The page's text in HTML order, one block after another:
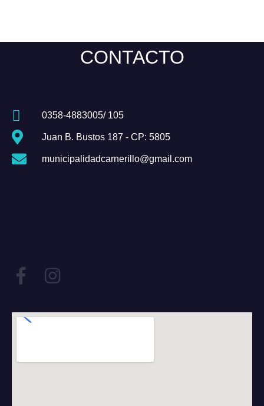
CONTACTO
0358-4883005/ 105
Juan B. Bustos 187 - CP: 5805
municipalidadcarnerillo@gmail.com